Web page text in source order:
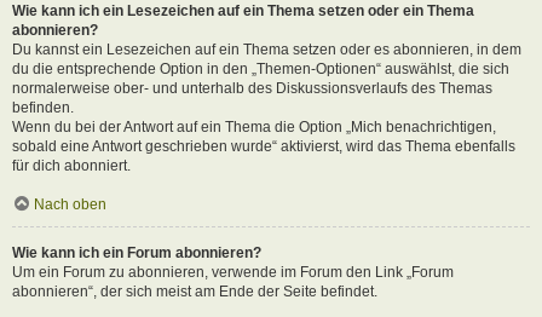
Wie kann ich ein Lesezeichen auf ein Thema setzen oder ein Thema
abonnieren?
Du kannst ein Lesezeichen auf ein Thema setzen oder es abonnieren, in dem
du die entsprechende Option in den „Themen-Optionen“ auswählst, die sich
normalerweise ober- und unterhalb des Diskussionsverlaufs des Themas
befinden.
Wenn du bei der Antwort auf ein Thema die Option „Mich benachrichtigen,
sobald eine Antwort geschrieben wurde“ aktivierst, wird das Thema ebenfalls
für dich abonniert.
Nach oben
Wie kann ich ein Forum abonnieren?
Um ein Forum zu abonnieren, verwende im Forum den Link „Forum
abonnieren“, der sich meist am Ende der Seite befindet.